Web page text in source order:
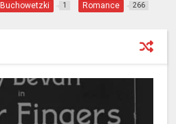
1 Romance 266